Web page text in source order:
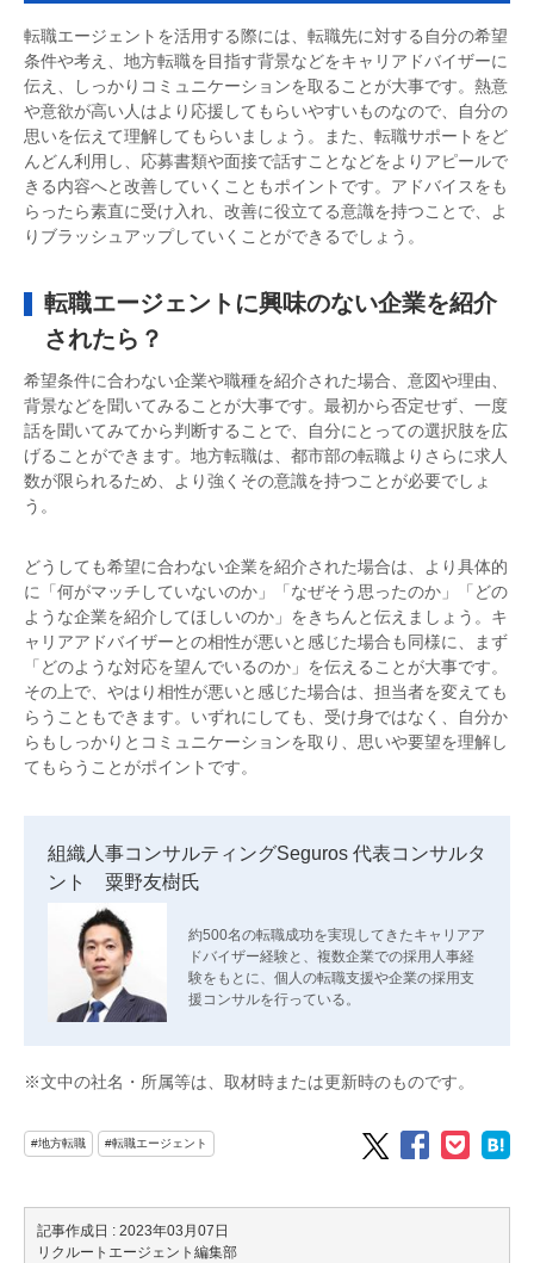
転職エージェントを活用する際には、転職先に対する自分の希望
条件や考え、地方転職を目指す背景などをキャリアドバイザーに
伝え、しっかりコミュニケーションを取ることが大事です。熱意
や意欲が高い人はより応援してもらいやすいものなので、自分の
思いを伝えて理解してもらいましょう。また、転職サポートをど
んどん利用し、応募書類や面接で話すことなどをよりアピールで
きる内容へと改善していくこともポイントです。アドバイスをも
らったら素直に受け入れ、改善に役立てる意識を持つことで、よ
りブラッシュアップしていくことができるでしょう。
転職エージェントに興味のない企業を紹介
されたら？
希望条件に合わない企業や職種を紹介された場合、意図や理由、
背景などを聞いてみることが大事です。最初から否定せず、一度
話を聞いてみてから判断することで、自分にとっての選択肢を広
げることができます。地方転職は、都市部の転職よりさらに求人
数が限られるため、より強くその意識を持つことが必要でしょ
う。
どうしても希望に合わない企業を紹介された場合は、より具体的
に「何がマッチしていないのか」「なぜそう思ったのか」「どの
ような企業を紹介してほしいのか」をきちんと伝えましょう。キ
ャリアアドバイザーとの相性が悪いと感じた場合も同様に、まず
「どのような対応を望んでいるのか」を伝えることが大事です。
その上で、やはり相性が悪いと感じた場合は、担当者を変えても
らうこともできます。いずれにしても、受け身ではなく、自分か
らもしっかりとコミュニケーションを取り、思いや要望を理解し
てもらうことがポイントです。
組織人事コンサルティングSeguros 代表コンサルタ
ント 粟野友樹氏
約500名の転職成功を実現してきたキャリアア
ドバイザー経験と、複数企業での採用人事経
験をもとに、個人の転職支援や企業の採用支
援コンサルを行っている。
※文中の社名・所属等は、取材時または更新時のものです。
#地方転職 #転職エージェント
記事作成日 : 2023年03月07日
リクルートエージェント編集部